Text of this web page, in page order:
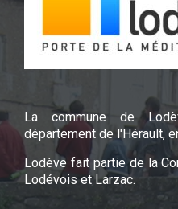
La commune de
département de l'Hérault,
Lodève fait partie de la
Lodévois et Larzac.